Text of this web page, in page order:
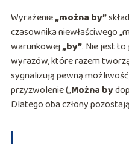
Wyrażenie„można by”
czasownika niewłaściwego
warunkowej„by”. Nie jest to
wyrazów, które razem
sygnalizują pewną
przyzwolenie („Można by
Dlatego oba człony